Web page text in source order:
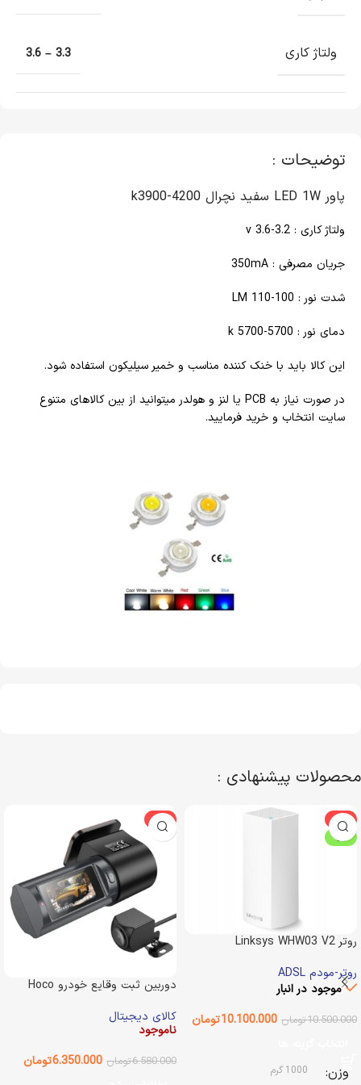
توضیحات :
پاور LED 1W سفید نچرال k3900-4200
ولتاژ کاری : 3.2-3.6 v
جریان مصرفی : 350mA
شدت نور : 100-110 LM
دمای نور : 5700-5700 k
این کالا باید با خنک کننده مناسب و خمیر سیلیکون استفاده شود.
در صورت نیاز به PCB یا لنز و هولدر میتوانید از بین کالاهای متنوع
سایت انتخاب و خرید فرمایید.
ولتاژ کاری 3.3 – 3.6
محصولات پیشنهادی :
-4%
ویژه
روتر Linksys WHW03 V2
روتر-مودم ADSL
موجود در انبار
10.500.000تومان 10.100.000تومان
وزن 1000 گرم
-3%
دوربین ثبت وقایع خودرو Hoco
کالای دیجیتال
ناموجود
6.580.000تومان 6.350.000تومان